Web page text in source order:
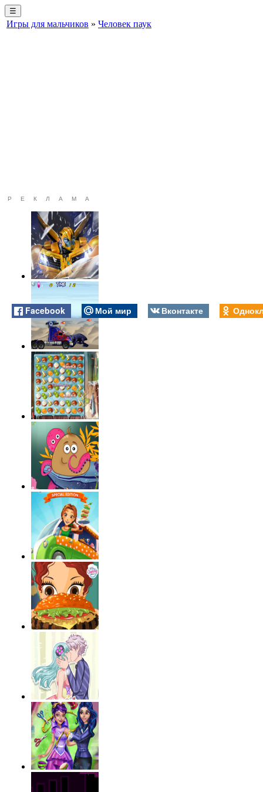
☰
Игры для мальчиков » Человек паук
РЕКЛАМА
Facebook Мой мир Вконтакте